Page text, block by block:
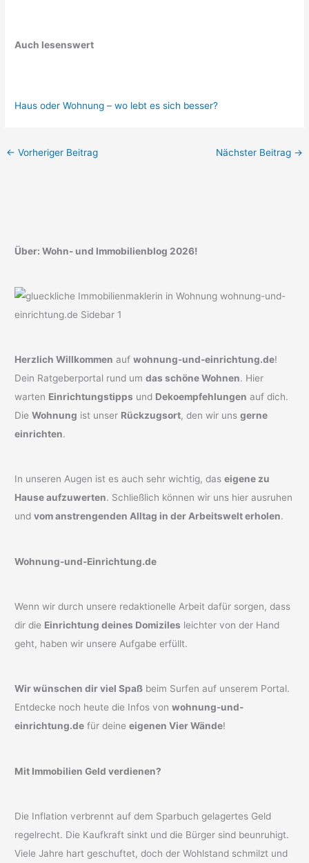
Auch lesenswert
Haus oder Wohnung – wo lebt es sich besser?
← Vorheriger Beitrag Nächster Beitrag →
Über: Wohn- und Immobilienblog 2026!
Herzlich Willkommen aufwohnung-und-einrichtung.de!
Dein Ratgeberportal rund umdas schöne Wohnen. Hier
warten Einrichtungstipps und Dekoempfehlungen auf dich.
DieWohnung ist unser Rückzugsort, den wir unsgerne
einrichten.
In unseren Augen ist es auch sehr wichtig, daseigene zu
Hause aufzuwerten. Schließlich können wir uns hier ausruhen
undvom anstrengenden Alltag in der Arbeitswelt erholen.
Wohnung-und-Einrichtung.de
Wenn wir durch unsere redaktionelle Arbeit dafür sorgen, dass
dir die Einrichtung deines Domiziles leichter von der Hand
geht, haben wir unsere Aufgabe erfüllt.
Wir wünschen dir viel Spaß beim Surfen auf unserem Portal.
Entdecke noch heute die Infos vonwohnung-und-
einrichtung.de für deineeigenen Vier Wände!
Mit Immobilien Geld verdienen?
Die Inflation verbrennt auf dem Sparbuch gelagertes Geld
regelrecht. Die Kaufkraft sinkt und die Bürger sind beunruhigt.
Viele Jahre hart geschuftet, doch der Wohlstand schmilzt und